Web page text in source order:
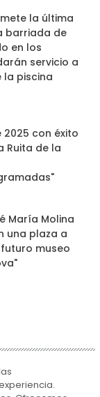
la última
barriada de
en los
servicio a
la piscina
2025 con éxito
Ruita de la
María Molina
una plaza a
museo